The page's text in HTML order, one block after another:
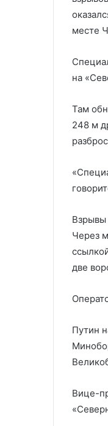
месте
на
Там
248 м
Взрывы
Через
две
Путин
Вице-
боевых действий